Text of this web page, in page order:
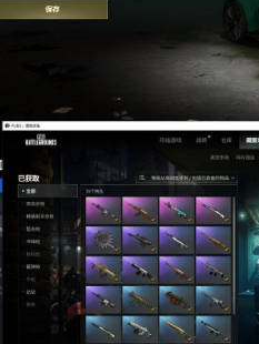
将账号密码分享给未成年